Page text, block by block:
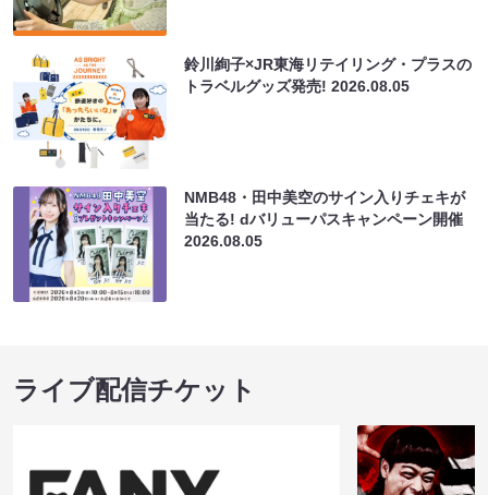
鈴川絢子×JR東海リテイリング・プラスの
トラベルグッズ発売!2026.08.05
NMB48・田中美空のサイン入りチェキが
当たる! dバリューパスキャンペーン開催
2026.08.05
ライブ配信チケット